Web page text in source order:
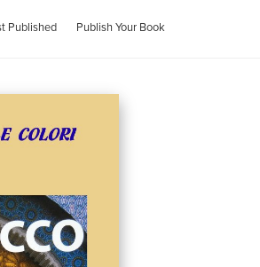
Published Publish Your Book